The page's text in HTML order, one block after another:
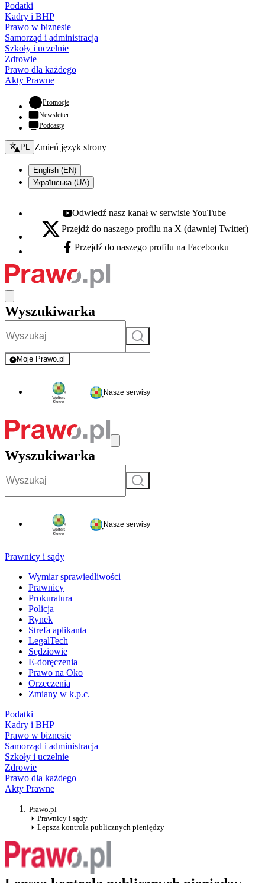
Podatki
Kadry i BHP
Prawo w biznesie
Samorząd i administracja
Szkoły i uczelnie
Zdrowie
Prawo dla każdego
Akty Prawne
Promocje- otwiera się w nowej karcie
Newsletter
Podcasty
Zmień język - bieżący:
PL Zmień język strony
English (EN)
Українська (UA)
Youtube - otwiera się w nowej karcie
Odwiedź nasz kanał w serwisie YouTube
X - otwiera się w nowej karcie
Przejdź do naszego profilu na X (dawniej Twitter)
Facebook - otwiera się w nowej karcie
Przejdź do naszego profilu na Facebooku
Wyszukiwarka
Szukaj
Moje Prawo.pl
- rejestracja i logowanie do serwisu
Nasze serwisy
Wyszukiwarka
Szukaj
Nasze serwisy
Prawnicy i sądy
Wymiar sprawiedliwości
Prawnicy
Prokuratura
Policja
Rynek
Strefa aplikanta
LegalTech
Sędziowie
E-doręczenia
Prawo na Oko
Orzeczenia
Zmiany w k.p.c.
Podatki
Kadry i BHP
Prawo w biznesie
Samorząd i administracja
Szkoły i uczelnie
Zdrowie
Prawo dla każdego
Akty Prawne
Prawo.pl
Prawnicy i sądy
Lepsza kontrola publicznych pieniędzy